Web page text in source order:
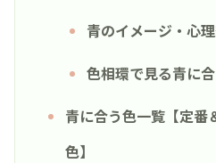
青のイメージ・心
色相環で見る青に
青に合う色一覧【定番
色】